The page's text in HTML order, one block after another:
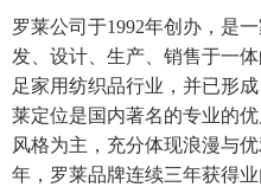
罗莱公司于1992年创办，是
发、设计、生产、销售于一
足家用纺织品行业，并已形
莱定位是国内著名的专业的
风格为主，充分体现浪漫与
年，罗莱品牌连续三年获得